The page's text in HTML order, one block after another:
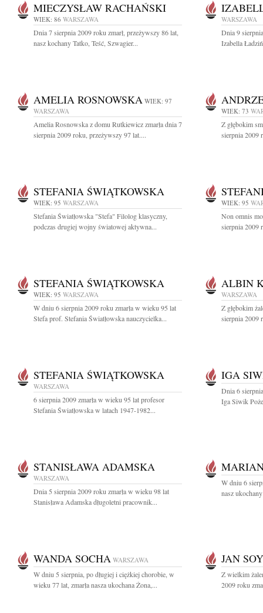
MIECZYSŁAW RACHAŃSKI
WIEK: 86 WARSZAWA
Dnia 7 sierpnia 2009 roku zmarł, przeżywszy 86 lat,
nasz kochany Tatko, Teść, Szwagier...
WARSZAWA
Dnia 9
Izabella
AMELIA ROSNOWSKA WIEK: 97
WARSZAWA
Amelia Rosnowska z domu Rutkiewicz zmarła dnia 7
sierpnia 2009 roku, przeżywszy 97 lat....
WIEK: 73
Z głębokim
sierpnia 2009
STEFANIA ŚWIĄTKOWSKA
WIEK: 95 WARSZAWA
Stefania Światłowska "Stefa" Filolog klasyczny,
podczas drugiej wojny światowej aktywna...
WIEK: 95
Non omnis
sierpnia 2009
STEFANIA ŚWIĄTKOWSKA
WIEK: 95 WARSZAWA
W dniu 6 sierpnia 2009 roku zmarła w wieku 95 lat
Stefa prof. Stefania Światłowska nauczycielka...
ALBIN
WARSZAWA
Z głębokim
sierpnia 2009
STEFANIA ŚWIĄTKOWSKA
WARSZAWA
6 sierpnia 2009 zmarła w wieku 95 lat profesor
Stefania Światłowska w latach 1947-1982...
IGA
Dnia 6
Iga Siwik
STANISŁAWA ADAMSKA
WARSZAWA
Dnia 5 sierpnia 2009 roku zmarła w wieku 98 lat
Stanisława Adamska długoletni pracownik...
W dniu 6
nasz
WANDA SOCHA WARSZAWA
W dniu 5 sierpnia, po długiej i ciężkiej chorobie, w
wieku 77 lat, zmarła nasza ukochana Żona,...
JAN
Z wielkim
2009 roku